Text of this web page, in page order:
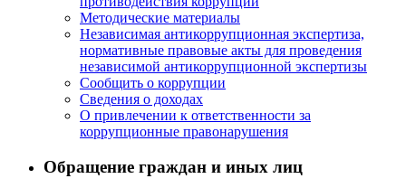
Методические материалы
Независимая антикоррупционная экспертиза,
нормативные правовые акты для проведения
независимой антикоррупционной экспертизы
Сообщить о коррупции
Сведения о доходах
О привлечении к ответственности за
коррупционные правонарушения
Обращение граждан и иных лиц